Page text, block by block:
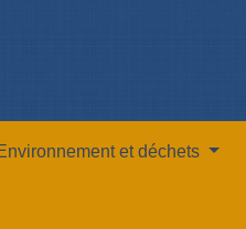
et déchets